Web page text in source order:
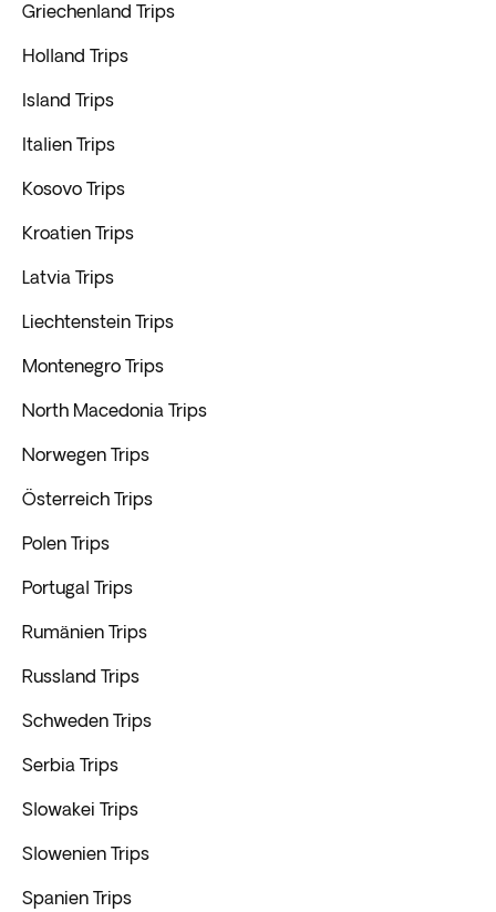
Griechenland Trips
Holland Trips
Island Trips
Italien Trips
Kosovo Trips
Kroatien Trips
Latvia Trips
Liechtenstein Trips
Montenegro Trips
North Macedonia Trips
Norwegen Trips
Österreich Trips
Polen Trips
Portugal Trips
Rumänien Trips
Russland Trips
Schweden Trips
Serbia Trips
Slowakei Trips
Slowenien Trips
Spanien Trips